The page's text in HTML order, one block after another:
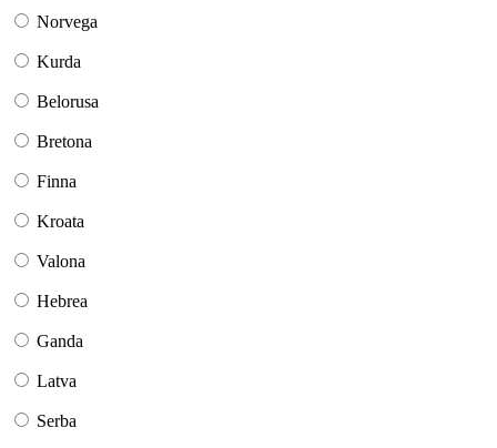
Norvega
Kurda
Belorusa
Bretona
Finna
Kroata
Valona
Hebrea
Ganda
Latva
Serba